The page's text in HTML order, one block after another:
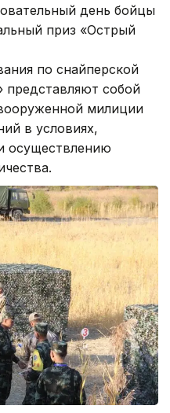
день бойцы
приз «Острый
по снайперской
представляют собой
милиции
в условиях,
осуществлению